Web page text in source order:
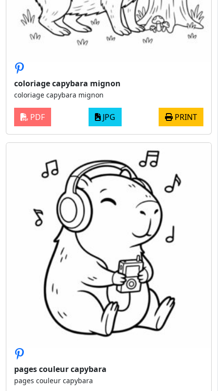
coloriage capybara mignon
coloriage capybara mignon
PDF JPG PRINT
pages couleur capybara
pages couleur capybara